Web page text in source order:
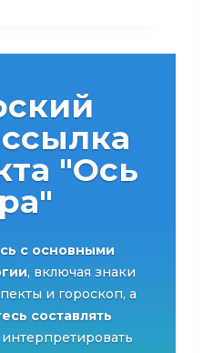
"Ось
с основными
, включая знаки
и гороскоп, а
составлять